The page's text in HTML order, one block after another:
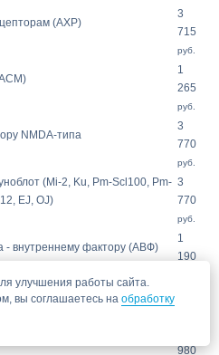
(АХР)
3
715
руб.
1
265
руб.
NMDA-типа
3
770
руб.
(Mi-2, Ku, Pm-Scl100, Pm-
EJ, OJ)
3
770
руб.
- внутреннему фактору (АВФ)
1
190
980
улучшения работы сайта.
вы соглашаетесь на обработку